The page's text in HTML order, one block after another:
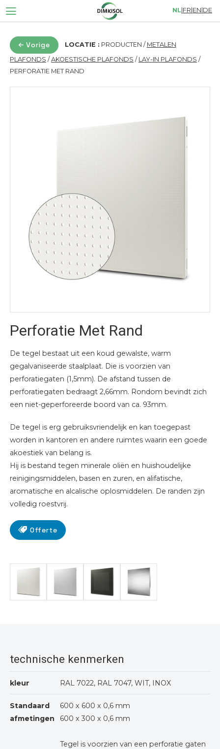
NL|FR|EN|DE
Vorige LOCATIE : PRODUCTEN / METALEN
PLAFONDS / AKOESTISCHE PLAFONDS / LAY-IN PLAFONDS /
PERFORATIE MET RAND
Perforatie Met Rand
De tegel bestaat uit een koud gewalste, warm
gegalvaniseerde staalplaat. Die is voorzien van
perforatiegaten (1,5mm). De afstand tussen de
perforatiegaten bedraagt 2,66mm. Rondom bevindt zich
een niet-geperforeerde boord van ca. 93mm.
De tegel is erg gebruiksvriendelijk en kan toegepast
worden in kantoren en andere ruimtes waarin een goede
akoestiek van belang is.
Hij is bestand tegen minerale oliën en huishoudelijke
reinigingsmiddelen, basen en zuren, en alifatische,
aromatische en alcalische oplosmiddelen. De randen zijn
volledig roestvrij.
Offerte
technische kenmerken
kleur RAL 7022, RAL 7047, WIT, INOX
Standaard
afmetingen
600 x 600 x 0,6 mm
600 x 300 x 0,6 mm
Tegel is voorzien van een perforatie gaten